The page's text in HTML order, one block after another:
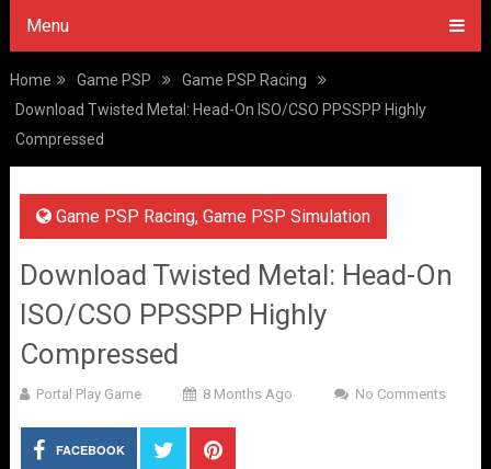
Menu
Home Game PSP
Game PSP Racing
Download Twisted Metal: Head-On ISO/CSO PPSSPP Highly
Compressed
Game PSP Racing, Game PSP Simulation
Download Twisted Metal: Head-On
ISO/CSO PPSSPP Highly
Compressed
Portal Play Game 8 Months Ago No Comments
FACEBOOK